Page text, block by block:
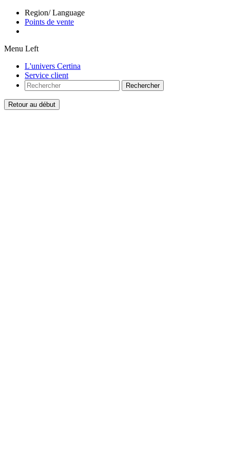
Region/ Language
Points de vente
Menu Left
L'univers Certina
Service client
Rechercher
Retour au début